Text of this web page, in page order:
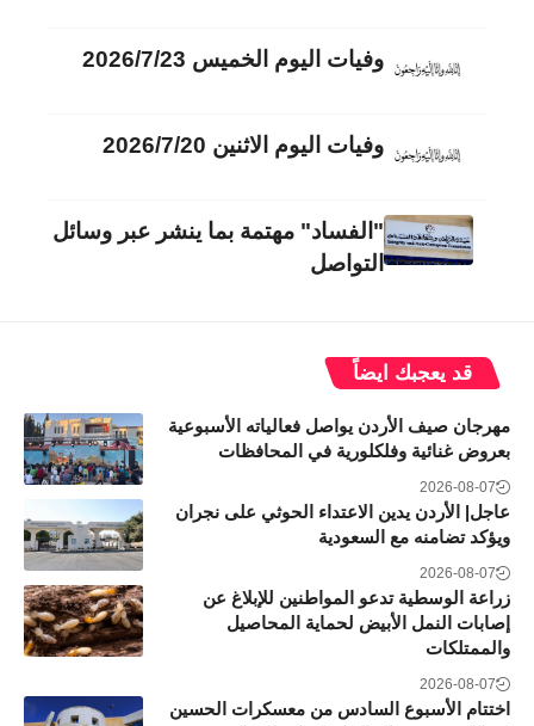
وفيات اليوم الخميس 2026/7/23
وفيات اليوم الاثنين 2026/7/20
"الفساد" مهتمة بما ينشر عبر وسائل
التواصل
قد يعجبك ايضاً
مهرجان صيف الأردن يواصل فعالياته الأسبوعية
بعروض غنائية وفلكلورية في المحافظات
2026-08-07
عاجل| الأردن يدين الاعتداء الحوثي على نجران
ويؤكد تضامنه مع السعودية
2026-08-07
زراعة الوسطية تدعو المواطنين للإبلاغ عن
إصابات النمل الأبيض لحماية المحاصيل
والممتلكات
2026-08-07
اختتام الأسبوع السادس من معسكرات الحسين